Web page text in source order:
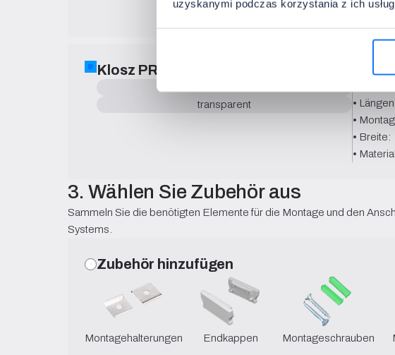
uzyskanymi podczas korzystania z ich
•
Klosz PRO-7
transparent
• Typ:
•
•
• Breite:
•
3. Wählen Sie Zubehör aus
Sammeln Sie die benötigten Elemente für die Montage und den
Systems.
Zubehör hinzufügen
Montagehalterungen Endkappen Montageschrauben